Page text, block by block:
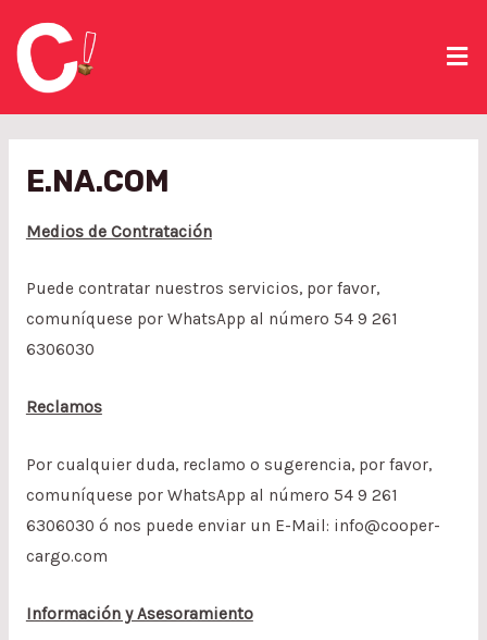
E.NA.COM
Medios de Contratación
Puede contratar nuestros servicios, por favor,
comuníquese por WhatsApp al número 54 9 261
6306030
Reclamos
Por cualquier duda, reclamo o sugerencia, por favor,
comuníquese por WhatsApp al número 54 9 261
6306030 ó nos puede enviar un E-Mail: info@cooper-
cargo.com
Información y Asesoramiento